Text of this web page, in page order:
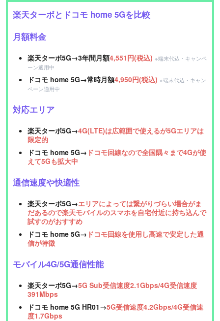
楽天ターボとドコモ home 5Gを比較
月額料金
楽天ターボ5G→3年間月額4,551円(税込) ※端末代込・キャンペ
ーン適用中
ドコモ home 5G→常時月額4,950円(税込) ※端末代込・キャン
ペーン適用中
対応エリア
楽天ターボ5G→4G(LTE)は広範囲で使えるが5Gエリアは
限定的
ドコモ home 5G→ ドコモ回線なので全国隅々まで4Gが使
えて5Gも拡大中
通信速度や快適性
楽天ターボ5G→エリアによっては繋がりづらい場合がま
だあるので楽天モバイルのスマホを自宅付近に持ち込んで
試すのがおすすめ
ドコモ home 5G→ ドコモ回線を使用し高速で安定した通
信が特徴
モバイル4G/5G通信性能
楽天ターボ5G→5G Sub受信速度2.1Gbps/4G受信速度
391Mbps
ドコモ home 5G HR01→5G受信速度4.2Gbps/4G受信速
度1.7Gbps